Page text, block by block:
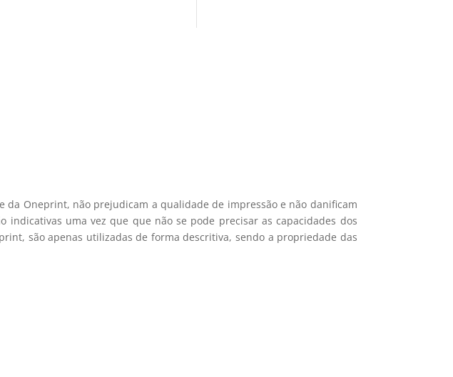
Oneprint, não prejudicam a qualidade de impressão e não danificam
uma vez que que não se pode precisar as capacidades dos
são apenas utilizadas de forma descritiva, sendo a propriedade das